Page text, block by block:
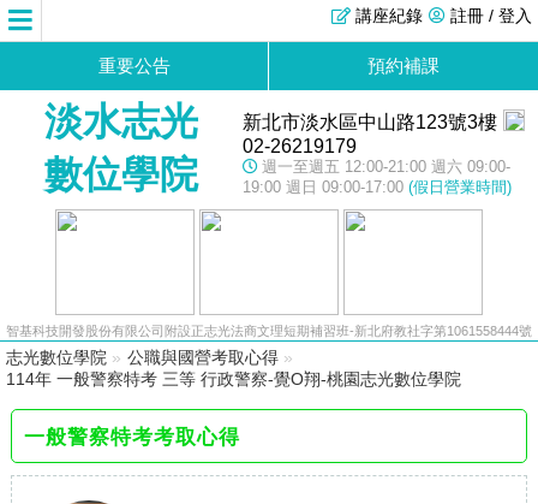
註冊 / 登入
講座紀錄
重要公告 預約補課
淡水志光
數位學院
新北市淡水區中山路123號3樓
02-26219179
週一至週五 12:00-21:00 週六 09:00-
19:00 週日 09:00-17:00 (假日營業時間)
智基科技開發股份有限公司附設正志光法商文理短期補習班-新北府教社字第1061558444號
志光數位學院 » 公職與國營考取心得 »
114年 一般警察特考 三等 行政警察-覺O翔-桃園志光數位學院
一般警察特考考取心得